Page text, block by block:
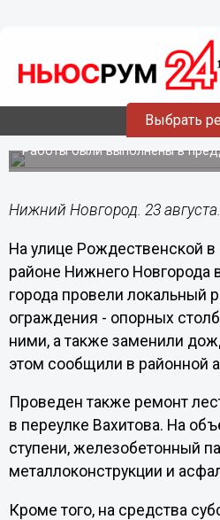
Выбрать
Брусчатку и
отремонтировали на
в Нижнем Новгороде
Работы были выполнены в
Нижний Новгород. 23
На улице Рождественской
районе Нижнего Новгорода
города провели локальный
ограждения - опорных
ними, а также заменили
этом сообщили в районной
Проведен также ремонт
в переулке Вахитова. На
ступени, железобетонный
металлоконструкции и
Кроме того, на средства